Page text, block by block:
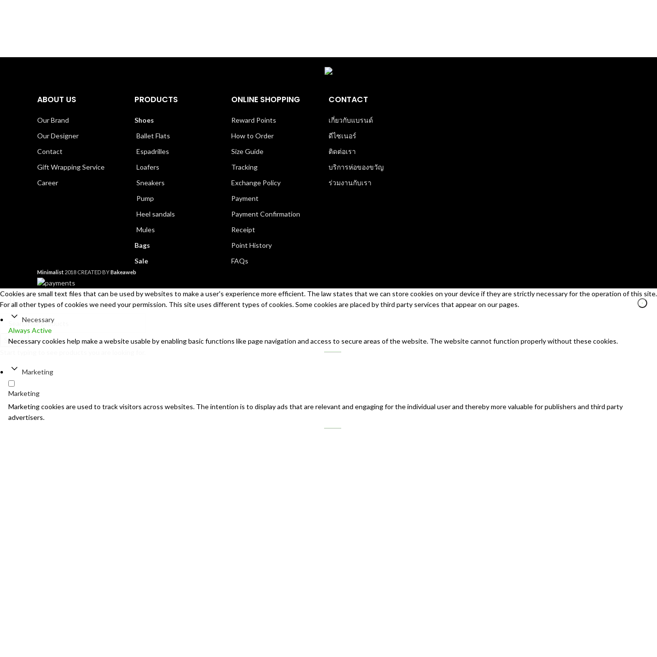
ABOUT US
Our Brand
Our Designer
Contact
Gift Wrapping Service
Career
PRODUCTS
Shoes
Ballet Flats
Espadrilles
Loafers
Sneakers
Pump
Heel sandals
Mules
Bags
Sale
ONLINE SHOPPING
Reward Points
How to Order
Size Guide
Tracking
Exchange Policy
Payment
Payment Confirmation
Receipt
Point History
FAQs
CONTACT
เกี่ยวกับแบรนด์
ดีไซเนอร์
ติดต่อเรา
บริการห่อของขวัญ
ร่วมงานกับเรา
Minimalist 2018 CREATED BYBakeaweb
Search
Cookies are small text files that can be used by websites to make a user's experience more efficient. The law states that we can store cookies on your device if they are strictly necessary for the operation of this site.
For all other types of cookies we need your permission. This site uses different types of cookies. Some cookies are placed by third party services that appear on our pages.
Necessary
Always Active
Necessary cookies help make a website usable by enabling basic functions like page navigation and access to secure areas of the website. The website cannot function properly without these cookies.
Marketing
Marketing
Marketing cookies are used to track visitors across websites. The intention is to display ads that are relevant and engaging for the individual user and thereby more valuable for publishers and third party
advertisers.